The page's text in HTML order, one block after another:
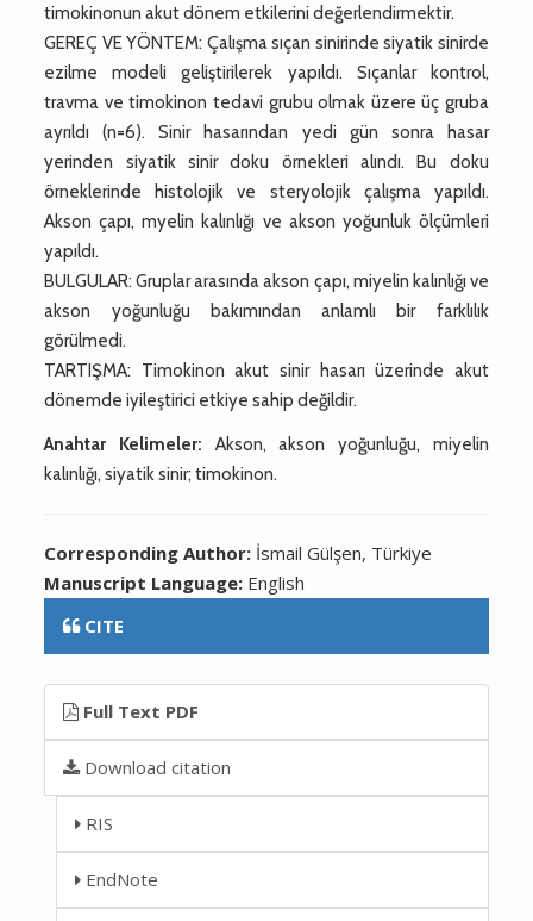
timokinonun akut dönem etkilerini değerlendirmektir.
GEREÇ VE YÖNTEM: Çalışma sıçan sinirinde siyatik sinirde
ezilme modeli geliştirilerek yapıldı. Sıçanlar kontrol,
travma ve timokinon tedavi grubu olmak üzere üç gruba
ayrıldı (n=6). Sinir hasarından yedi gün sonra hasar
yerinden siyatik sinir doku örnekleri alındı. Bu doku
örneklerinde histolojik ve steryolojik çalışma yapıldı.
Akson çapı, myelin kalınlığı ve akson yoğunluk ölçümleri
yapıldı.
BULGULAR: Gruplar arasında akson çapı, miyelin kalınlığı ve
akson yoğunluğu bakımından anlamlı bir farklılık
görülmedi.
TARTIŞMA: Timokinon akut sinir hasarı üzerinde akut
dönemde iyileştirici etkiye sahip değildir.
Anahtar Kelimeler: Akson, akson yoğunluğu, miyelin
kalınlığı, siyatik sinir; timokinon.
Corresponding Author: İsmail Gülşen, Türkiye
Manuscript Language: English
CITE
Full Text PDF
Download citation
RIS
EndNote